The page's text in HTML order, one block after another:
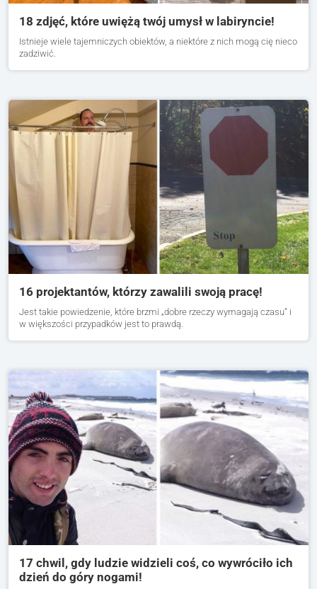
18 zdjęć, które uwiężą twój umysł w labiryncie!
Istnieje wiele tajemniczych obiektów, a niektóre z nich mogą cię nieco
zadziwić.
16 projektantów, którzy zawalili swoją pracę!
Jest takie powiedzenie, które brzmi „dobre rzeczy wymagają czasu” i
w większości przypadków jest to prawdą.
17 chwil, gdy ludzie widzieli coś, co wywróciło ich
dzień do góry nogami!